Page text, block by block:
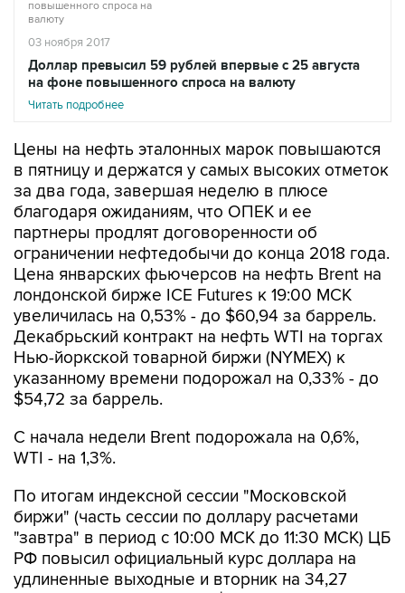
03 ноября 2017
Доллар превысил 59 рублей впервые с 25 августа
на фоне повышенного спроса на валюту
Читать подробнее
Цены на нефть эталонных марок повышаются
в пятницу и держатся у самых высоких отметок
за два года, завершая неделю в плюсе
благодаря ожиданиям, что ОПЕК и ее
партнеры продлят договоренности об
ограничении нефтедобычи до конца 2018 года.
Цена январских фьючерсов на нефть Brent на
лондонской бирже ICE Futures к 19:00 МСК
увеличилась на 0,53% - до $60,94 за баррель.
Декабрьский контракт на нефть WTI на торгах
Нью-йоркской товарной биржи (NYMEX) к
указанному времени подорожал на 0,33% - до
$54,72 за баррель.
С начала недели Brent подорожала на 0,6%,
WTI - на 1,3%.
По итогам индексной сессии "Московской
биржи" (часть сессии по доллару расчетами
"завтра" в период с 10:00 МСК до 11:30 МСК) ЦБ
РФ повысил официальный курс доллара на
удлиненные выходные и вторник на 34,27